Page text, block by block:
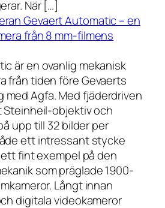
När […]
Gevaert Automatic – en
från 8 mm-filmens
är en ovanlig mekanisk
från tiden före Gevaerts
med Agfa. Med fjäderdriven
objektiv och
upp till 32 bilder per
ett intressant stycke
fint exempel på den
som präglade 1900-
Långt innan
digitala videokameror